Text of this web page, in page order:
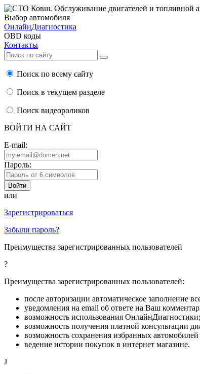
Выбор автомобиля
ОнлайнДиагностика
OBD коды
Контакты
Поиск по всему сайту
Поиск в текущем разделе
Поиск видеороликов
ВОЙТИ НА САЙТ
E-mail:
Пароль:
или
Зарегистрироваться
Забыли пароль?
Преимущества зарегистрированных пользователей
?
Преимущества зарегистрированных пользователей:
после авторизации автоматическое заполнение
уведомления на email об ответе на Ваш
возможность использования ОнлайнДиагностики;
возможность получения платной консультации
возможность сохранения избранных
ведение истории покупок в интернет магазине.
J